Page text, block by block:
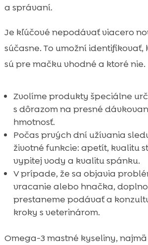
a správaní.
Je kľúčové nepodávať viacero
súčasne. To umožní
sú pre mačku vhodné a ktoré nie.
Zvolíme produkty špeciálne
s dôrazom na presné
hmotnosť.
Počas prvých dní užívania
životné funkcie: apetít, kvalitu
vypitej vody a kvalitu spánku.
V prípade, že sa objavia
vracanie alebo hnačka,
prestaneme podávať a
kroky s veterinárom.
Omega-3 mastné kyseliny, najmä